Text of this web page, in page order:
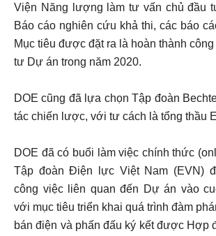
Viện Năng lượng làm tư vấn chủ đầu
Báo cáo nghiên cứu khả thi, các báo
Mục tiêu được đặt ra là hoàn thành
tư Dự án trong năm 2020.
DOE cũng đã lựa chọn Tập đoàn
tác chiến lược, với tư cách là tổng thầu
DOE đã có buổi làm việc chính thức
Tập đoàn Điện lực Việt Nam (EVN)
công việc liên quan đến Dự án vào
với mục tiêu triển khai quá trình đàm
bán điện và phấn đấu ký kết được Hợp